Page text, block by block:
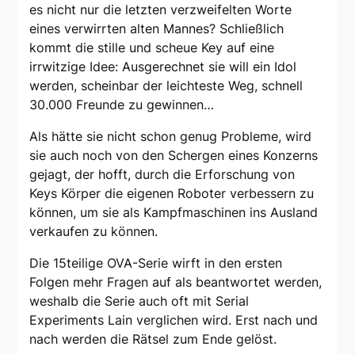
es nicht nur die letzten verzweifelten Worte
eines verwirrten alten Mannes? Schließlich
kommt die stille und scheue Key auf eine
irrwitzige Idee: Ausgerechnet sie will ein Idol
werden, scheinbar der leichteste Weg, schnell
30.000 Freunde zu gewinnen…
Als hätte sie nicht schon genug Probleme, wird
sie auch noch von den Schergen eines Konzerns
gejagt, der hofft, durch die Erforschung von
Keys Körper die eigenen Roboter verbessern zu
können, um sie als Kampfmaschinen ins Ausland
verkaufen zu können.
Die 15teilige OVA-Serie wirft in den ersten
Folgen mehr Fragen auf als beantwortet werden,
weshalb die Serie auch oft mit Serial
Experiments Lain verglichen wird. Erst nach und
nach werden die Rätsel zum Ende gelöst.